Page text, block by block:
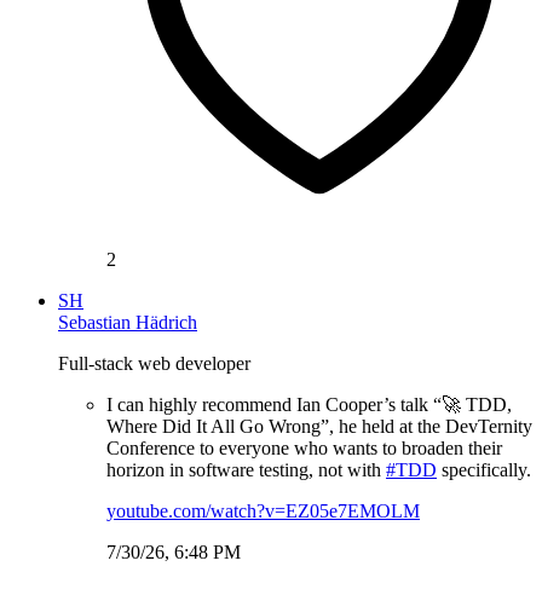
2
SH
Sebastian Hädrich
Full-stack web developer
I can highly recommend Ian Cooper’s talk “🚀 TDD,
Where Did It All Go Wrong”, he held at the DevTernity
Conference to everyone who wants to broaden their
horizon in software testing, not with #TDD specifically.
youtube.com/watch?v=EZ05e7EMOLM
7/30/26, 6:48 PM